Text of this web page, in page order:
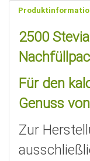
2500
Für den
Genuss
Zur